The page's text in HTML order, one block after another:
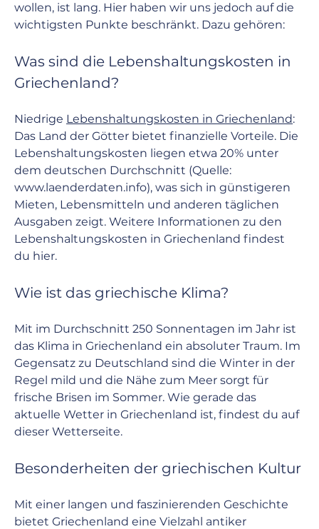
wollen, ist lang. Hier haben wir uns jedoch auf die
wichtigsten Punkte beschränkt. Dazu gehören:
Was sind die Lebenshaltungskosten in
Griechenland?
Niedrige Lebenshaltungskosten in Griechenland:
Das Land der Götter bietet finanzielle Vorteile. Die
Lebenshaltungskosten liegen etwa 20% unter
dem deutschen Durchschnitt (Quelle:
www.laenderdaten.info), was sich in günstigeren
Mieten, Lebensmitteln und anderen täglichen
Ausgaben zeigt. Weitere Informationen zu den
Lebenshaltungskosten in Griechenland findest
du hier.
Wie ist das griechische Klima?
Mit im Durchschnitt 250 Sonnentagen im Jahr ist
das Klima in Griechenland ein absoluter Traum. Im
Gegensatz zu Deutschland sind die Winter in der
Regel mild und die Nähe zum Meer sorgt für
frische Brisen im Sommer. Wie gerade das
aktuelle Wetter in Griechenland ist, findest du auf
dieser Wetterseite.
Besonderheiten der griechischen Kultur
Mit einer langen und faszinierenden Geschichte
bietet Griechenland eine Vielzahl antiker